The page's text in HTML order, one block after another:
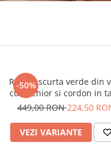
-50%
Rochie scurta verde din
cu anchior si cordon in
449,00 RON224,50
VEZI VARIANTE